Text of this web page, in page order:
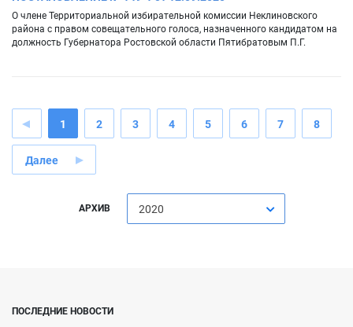
О члене Территориальной избирательной комиссии Неклиновского
района с правом совещательного голоса, назначенного кандидатом на
должность Губернатора Ростовской области Пятибратовым П.Г.
1 2 3 4 5 6 7 8
Далее
АРХИВ 2020
ПОСЛЕДНИЕ НОВОСТИ